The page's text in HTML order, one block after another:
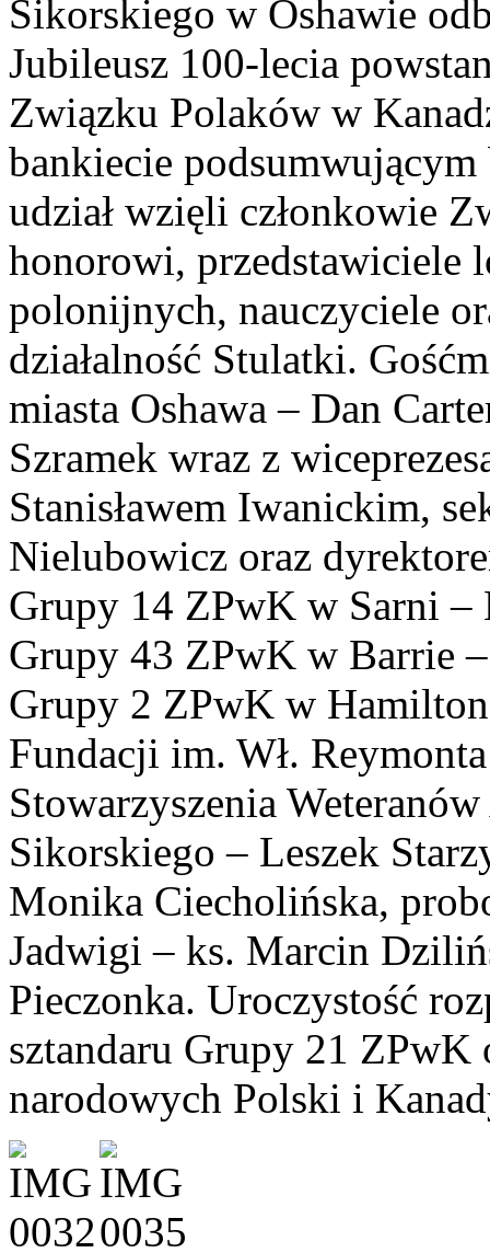
Sikorskiego w Oshawie
Jubileusz 100-lecia
Związku Polaków w
bankiecie
udział wzięli członkowie
honorowi, przedstawiciele
polonijnych, nauczyciele
działalność Stulatki.
miasta Oshawa – Dan
Szramek wraz z
Stanisławem Iwanickim,
Nielubowicz oraz
Grupy 14 ZPwK w Sarni –
Grupy 43 ZPwK w Barrie
Grupy 2 ZPwK w
Fundacji im. Wł.
Stowarzyszenia
Sikorskiego – Leszek
Monika Ciecholińska,
Jadwigi – ks. Marcin
Pieczonka. Uroczystość
sztandaru Grupy 21 ZPwK
narodowych Polski i